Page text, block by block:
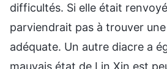
difficultés. Si elle était
parviendrait pas à trouver
adéquate. Un autre diacre a
mauvais état de Lin Xin est